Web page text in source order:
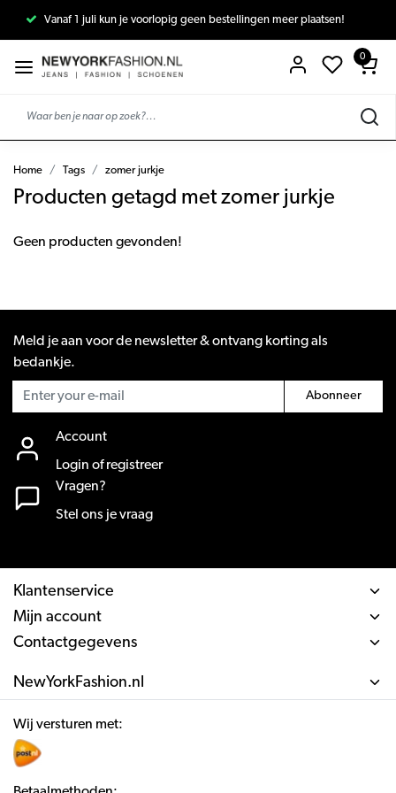
Vanaf 1 juli kun je voorlopig geen bestellingen meer plaatsen!
0
Home Tags zomer jurkje
Producten getagd met zomer jurkje
Geen producten gevonden!
Meld je aan voor de newsletter & ontvang korting als
bedankje.
Abonneer
Account
Login of registreer
Vragen?
Stel ons je vraag
Klantenservice
Mijn account
Contactgegevens
NewYorkFashion.nl
Wij versturen met: